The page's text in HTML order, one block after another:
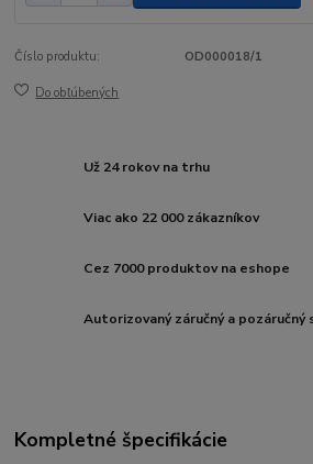
Číslo produktu: OD000018/1
Do obľúbených
Už 24 rokov na trhu
Viac ako 22 000 zákazníkov
Cez 7000 produktov na eshope
Autorizovaný záručný a pozáručný
Kompletné špecifikácie